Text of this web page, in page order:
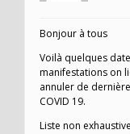
Bonjour à tous
Voilà quelques
manifestations on
annuler de
COVID 19.
Liste non